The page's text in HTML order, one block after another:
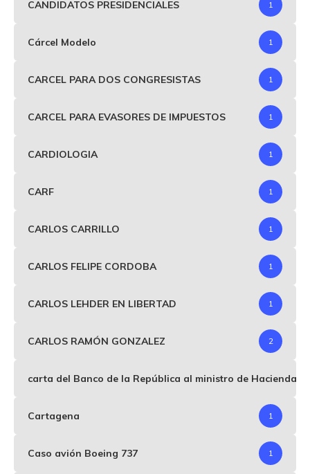
CANDIDATOS PRESIDENCIALES 1
Cárcel Modelo 1
CARCEL PARA DOS CONGRESISTAS 1
CARCEL PARA EVASORES DE IMPUESTOS 1
CARDIOLOGIA 1
CARF 1
CARLOS CARRILLO 1
CARLOS FELIPE CORDOBA 1
CARLOS LEHDER EN LIBERTAD 1
CARLOS RAMÓN GONZALEZ 2
carta del Banco de la República al ministro de Hacienda
Cartagena 1
Caso avión Boeing 737 1